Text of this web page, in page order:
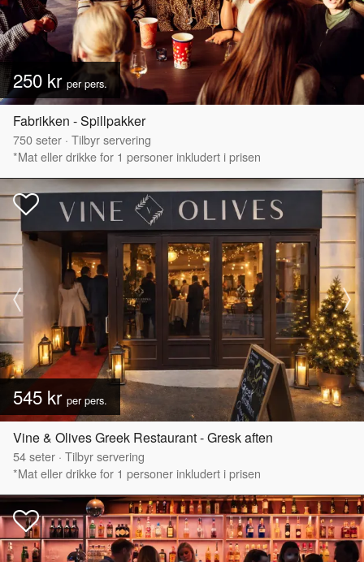
250 kr per pers.
Fabrikken - Spillpakker
750seter · Tilbyr servering
*Mat eller drikke for 1 personer inkludert i prisen
545 kr per pers.
Vine & Olives Greek Restaurant - Gresk aften
54seter · Tilbyr servering
*Mat eller drikke for 1 personer inkludert i prisen